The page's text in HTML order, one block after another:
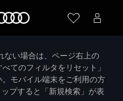
い場合は、ページ右上の
てのフィルタをリセット」
モバイル端末をご利用の方
プすると「新規検索」が表